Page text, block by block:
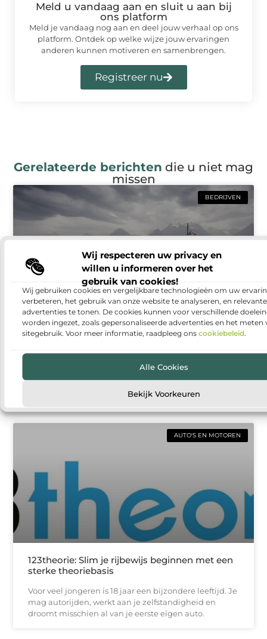
Wij respecteren uw privacy en
willen u informeren over het
gebruik van cookies!
Wij gebruiken cookies en vergelijkbare technologieën om uw
verbeteren, het gebruik van onze website te analyseren, en relevante
advertenties te tonen. De cookies kunnen voor verschillende
worden ingezet, zoals gepersonaliseerde advertenties en het meten
sitegebruik. Voor meer informatie, raadpleeg ons cookiebeleid.
Alle Cookies
Bekijk Voorkeuren
Meld u vandaag aan en sluit u aan bij
ons platform
Meld je vandaag nog aan en deel jouw verhaal op ons
platform. Ontdek op welke wijze jouw ervaringen
anderen kunnen motiveren en samenbrengen.
Registreer nu
Gerelateerde berichten die u niet mag
missen
BEDRIJVEN
Feesttent huren voor festivals: flexibel, sfeervol
en praktisch
Een festival organiseren brengt veel keuzes met zich
mee. Van de programmering en catering tot de
AUTO'S EN MOTOREN
123theorie: Slim je rijbewijs beginnen met een
sterke theoriebasis
Voor veel jongeren is 18 jaar een bijzondere leeftijd. Je
mag autorijden, werkt aan je zelfstandigheid en
droomt misschien al van je eerste eigen auto.